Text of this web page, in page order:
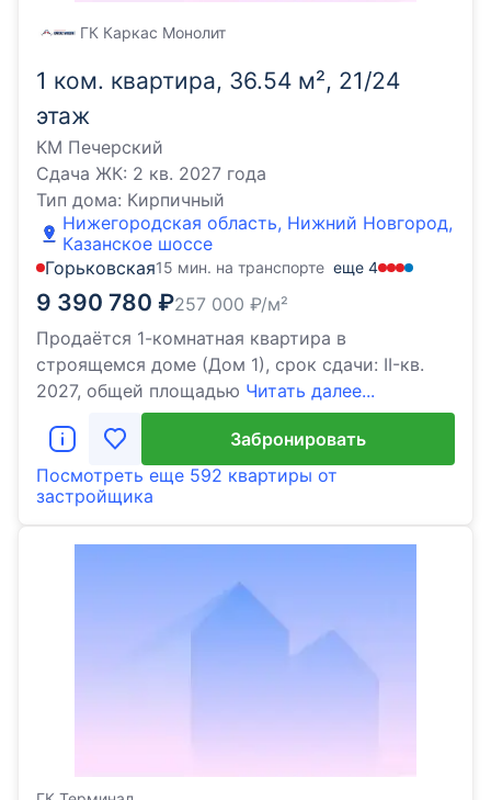
1 ком. квартира, 36.54 м², 21/24
этаж
КМ Печерский
Сдача ЖК: 2 кв. 2027 года
Тип дома: Кирпичный
Нижегородская область, Нижний Новгород,
Казанское шоссе
Горьковская15 мин. на транспорте еще 4
9 390 780 ₽257 000 ₽/м²
Продаётся 1-комнатная квартира в
строящемся доме (Дом 1), срок сдачи: II-кв.
2027, общей площадью Читать далее...
ГК Каркас Монолит
Забронировать
Посмотреть еще 592 квартиры от
застройщика